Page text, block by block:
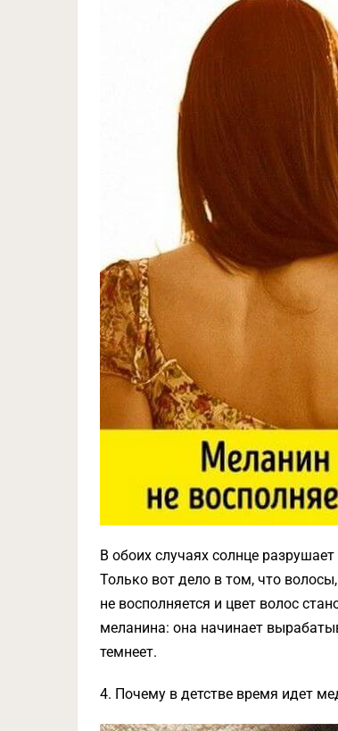
В обоих случаях солнце
Только вот дело в том, что
не восполняется и цвет волос
меланина: она начинает
темнеет.
4. Почему в детстве время идет